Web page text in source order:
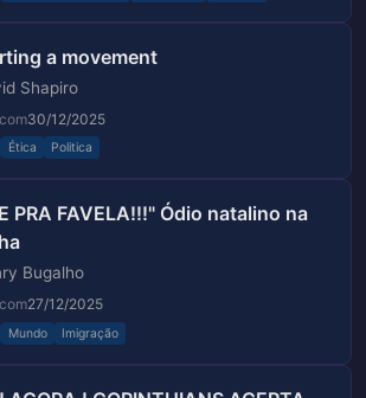
a movement
Shapiro
30/12/2025
Ética Politica
PRA FAVELA!!!" Ódio natalino na
Bugalho
27/12/2025
Mundo Imigração